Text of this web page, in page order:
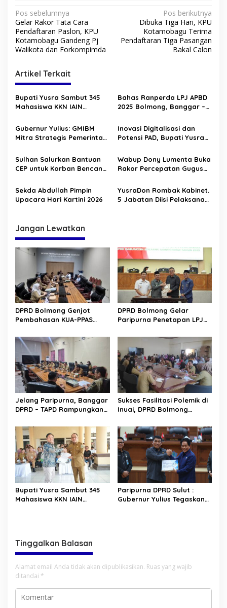
N
a
v
i
g
a
s
i
p
o
s
Pos sebelumnya
Gelar Rakor Tata Cara
Pendaftaran Paslon, KPU
Kotamobagu Gandeng Pj
Walikota dan Forkompimda
Pos berikutnya
Dibuka Tiga Hari, KPU
Kotamobagu Terima
Pendaftaran Tiga Pasangan
Bakal Calon
Artikel Terkait
Bupati Yusra Sambut 345
Mahasiswa KKN IAIN
Bahas Ranperda LPJ APBD
2025 Bolmong, Banggar –
Gubernur Yulius: GMIBM
Mitra Strategis Pemerintah,
Sinergi Membangun
Sulawesi Utara
Inovasi Digitalisasi dan
Potensi PAD, Bupati Yusra
Sulhan Salurkan Bantuan
CEP untuk Korban Bencana
Wabup Dony Lumenta Buka
Rakor Percepatan Gugus
Sekda Abdullah Pimpin
Upacara Hari Kartini 2026
YusraDon Rombak Kabinet.
5 Jabatan Diisi Pelaksana
Jangan Lewatkan
DPRD Bolmong Genjot
Pembahasan KUA-PPAS
DPRD Bolmong Gelar
Paripurna Penetapan LPJ
Jelang Paripurna, Banggar
DPRD – TAPD Rampungkan
Sukses Fasilitasi Polemik di
Inuai, DPRD Bolmong
Rekomendasi
Bupati Yusra Sambut 345
Mahasiswa KKN IAIN
Paripurna DPRD Sulut :
Gubernur Yulius Tegaskan
Tinggalkan Balasan
Alamat email Anda tidak akan dipublikasikan. Ruas yang wajib
ditandai *